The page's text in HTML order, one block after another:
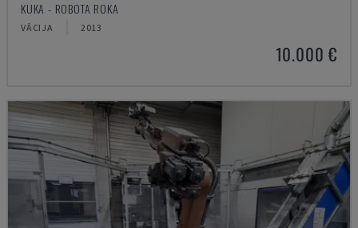
KUKA - ROBOTA ROKA
VĀCIJA 2013
10.000 €